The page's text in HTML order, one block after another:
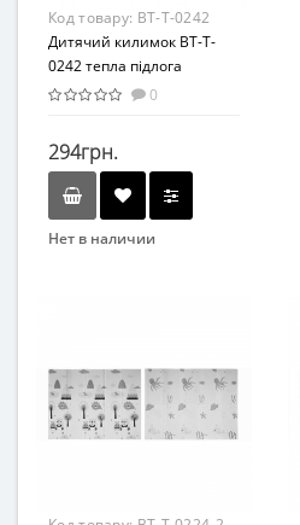
Код товару: BT-T-0242
Дитячий килимок BT-T-
0242 тепла підлога
двостороння 0
294грн.
Нет в наличии
Возраст
От 12 мес
Возрастная группа